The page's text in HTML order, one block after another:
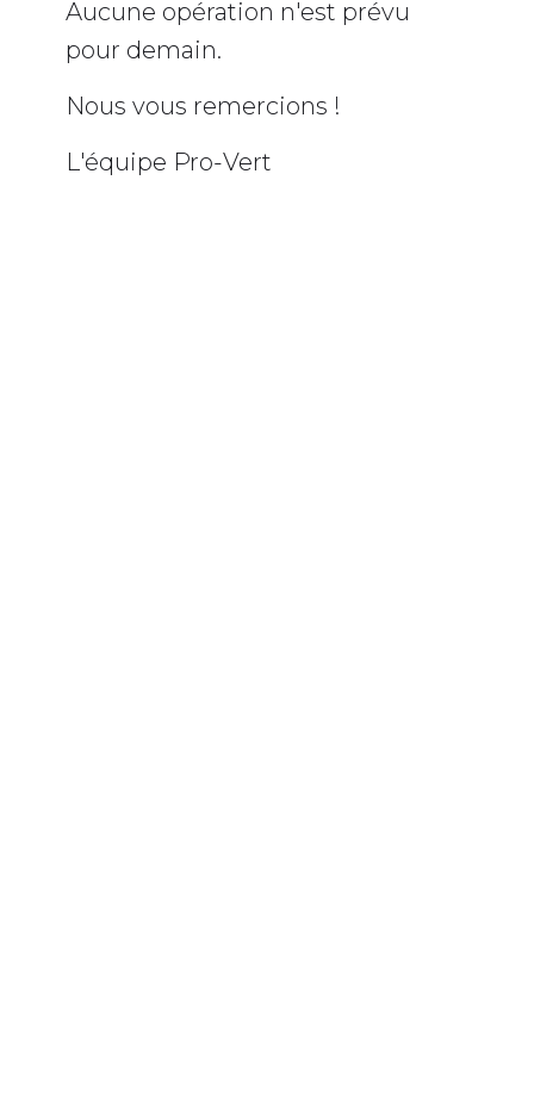
Aucune opération n'est prévu
pour demain.
Nous vous remercions !
L'équipe Pro-Vert